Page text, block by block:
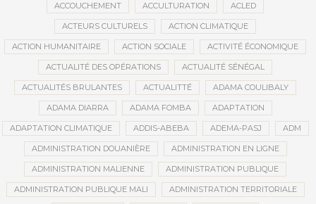
ACCOUCHEMENT ACCULTURATION ACLED
ACTEURS CULTURELS ACTION CLIMATIQUE
ACTION HUMANITAIRE ACTION SOCIALE ACTIVITÉ ÉCONOMIQUE
ACTUALITÉ DES OPÉRATIONS ACTUALITÉ SÉNÉGAL
ACTUALITÉS BRULANTES ACTUALITTÉ ADAMA COULIBALY
ADAMA DIARRA ADAMA FOMBA ADAPTATION
ADAPTATION CLIMATIQUE ADDIS-ABEBA ADEMA-PASJ ADM
ADMINISTRATION DOUANIÈRE ADMINISTRATION EN LIGNE
ADMINISTRATION MALIENNE ADMINISTRATION PUBLIQUE
ADMINISTRATION PUBLIQUE MALI ADMINISTRATION TERRITORIALE